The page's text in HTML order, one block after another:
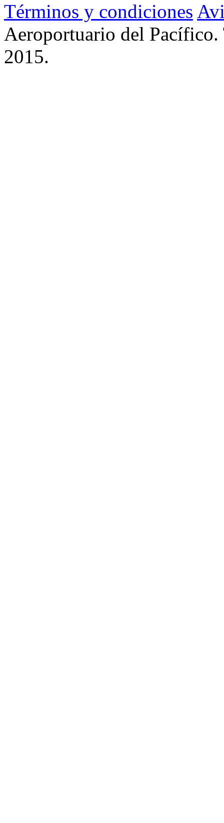
Términos y condiciones
Aeroportuario del Pacífico.
2015.